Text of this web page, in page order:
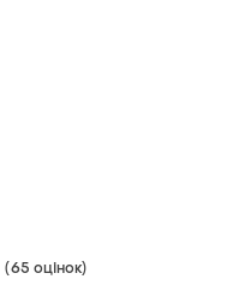
(65 оцінок)